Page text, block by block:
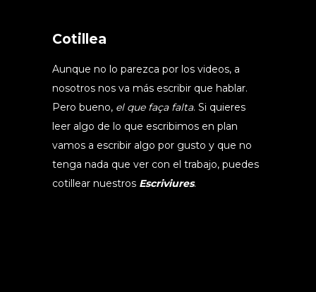
Cotillea
Aunque no lo parezca por los videos, a
nosotros nos va más escribir que hablar.
Pero bueno, el que faça falta. Si quieres
leer algo de lo que escribimos en plan
vamos a escribir algo por gusto y que no
tenga nada que ver con el trabajo, puedes
cotillear nuestros Escriviures.